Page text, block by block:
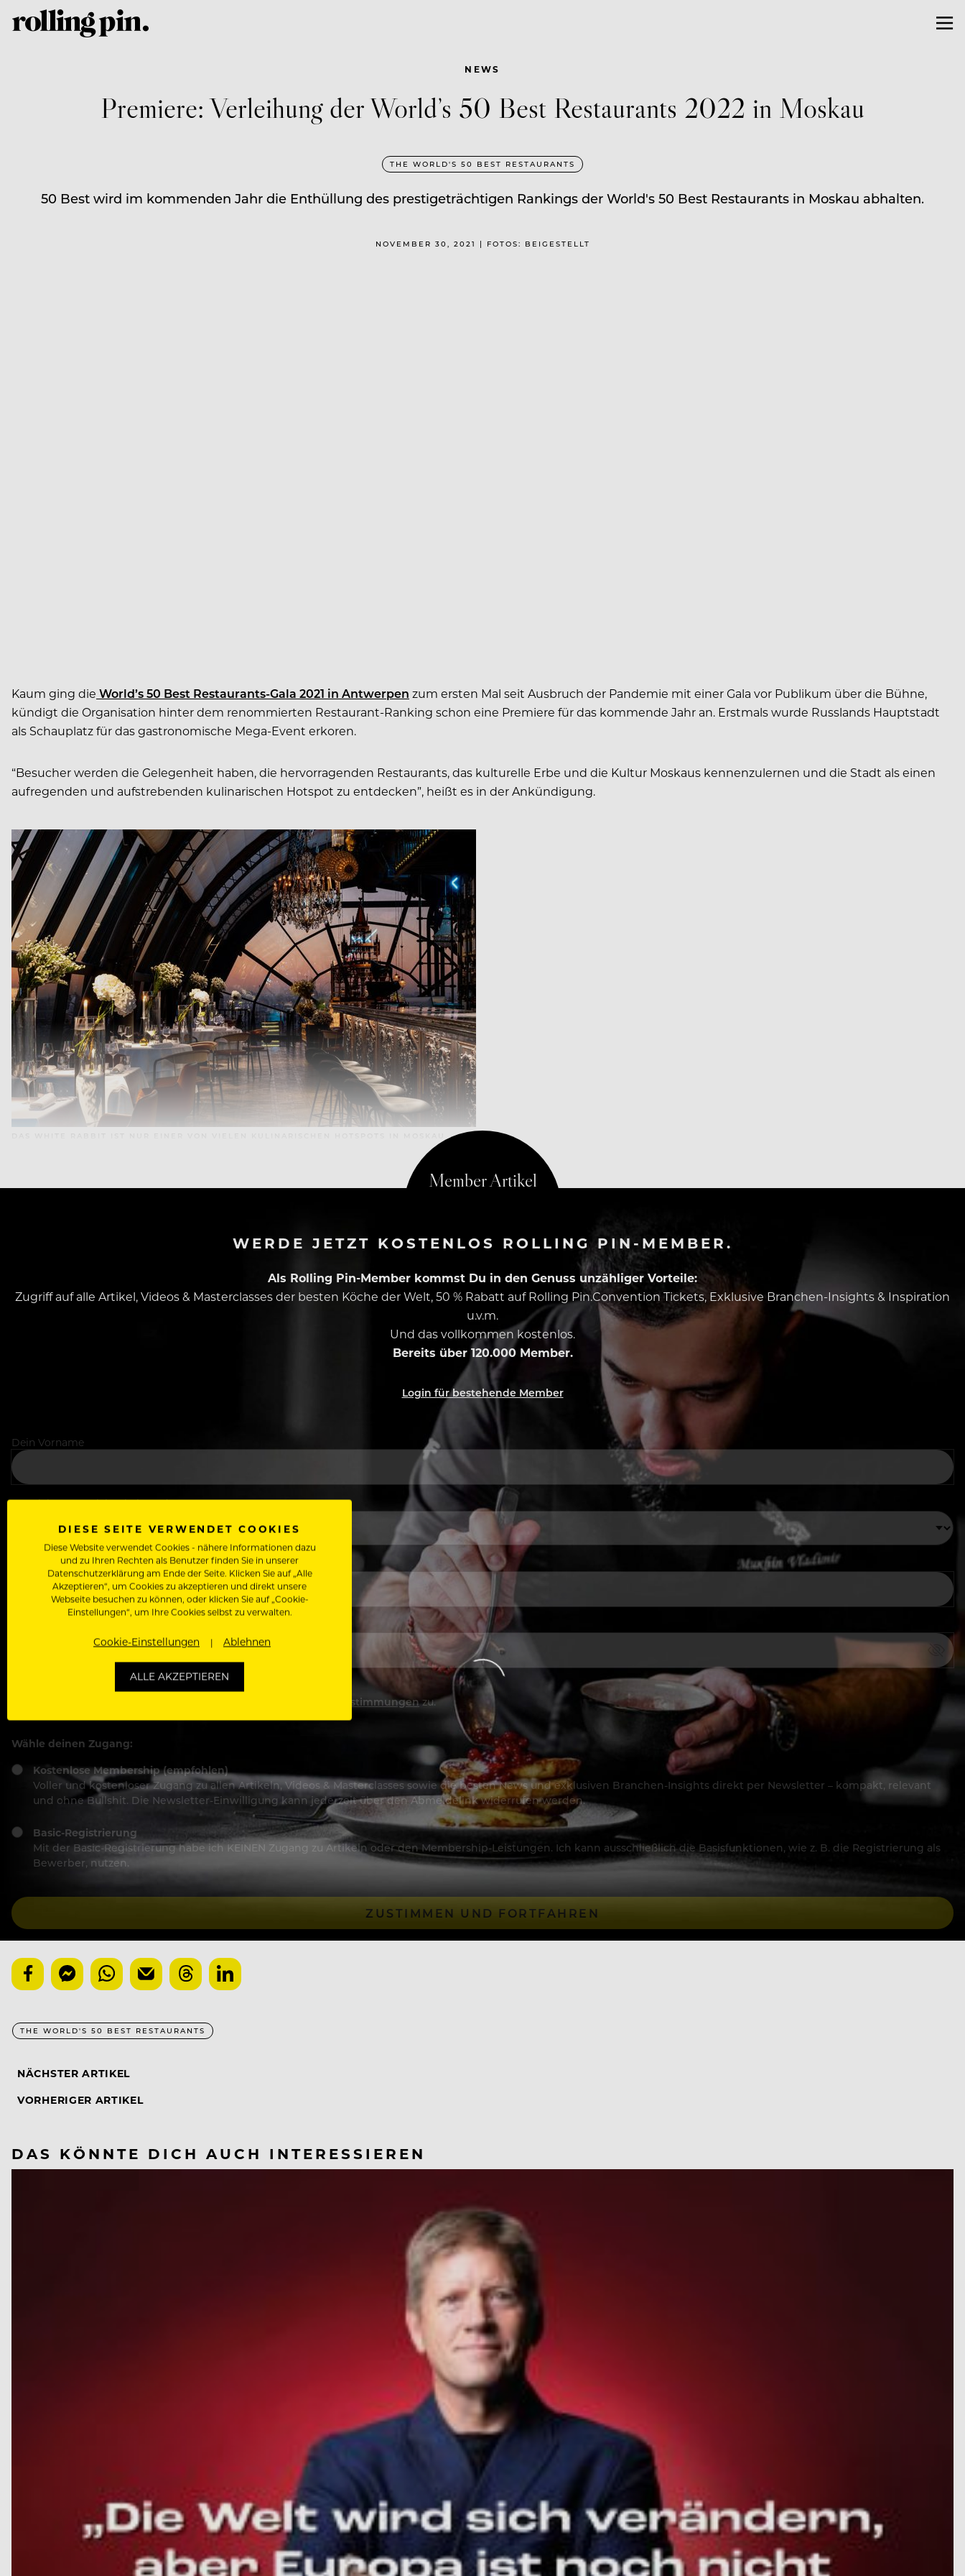
NEWS
Premiere: Verleihung der World’s 50 Best Restaurants 2022 in Moskau
THE WORLD'S 50 BEST RESTAURANTS
50 Best wird im kommenden Jahr die Enthüllung des prestigeträchtigen Rankings der World's 50 Best Restaurants in Moskau abhalten.
NOVEMBER 30, 2021 | FOTOS: BEIGESTELLT
Kaum ging die World’s 50 Best Restaurants-Gala 2021 in Antwerpen zum ersten Mal seit Ausbruch der Pandemie mit einer Gala vor Publikum über die Bühne,
kündigt die Organisation hinter dem renommierten Restaurant-Ranking schon eine Premiere für das kommende Jahr an. Erstmals wurde Russlands Hauptstadt
als Schauplatz für das gastronomische Mega-Event erkoren.
“Besucher werden die Gelegenheit haben, die hervorragenden Restaurants, das kulturelle Erbe und die Kultur Moskaus kennenzulernen und die Stadt als einen
aufregenden und aufstrebenden kulinarischen Hotspot zu entdecken”, heißt es in der Ankündigung.
WERDE JETZT KOSTENLOS ROLLING PIN-MEMBER.
Als Rolling Pin-Member kommst Du in den Genuss unzähliger Vorteile:
Zugriff auf alle Artikel, Videos & Masterclasses der besten Köche der Welt, 50 % Rabatt auf Rolling Pin.Convention Tickets, Exklusive Branchen-Insights & Inspiration
u.v.m.
Und das vollkommen kostenlos.
Bereits über 120.000 Member.
Login für bestehende Member
Dein Vorname
In welchem Bereich arbeitest du
Deine E-Mail Adresse
Datenschutzbestimmungenzu.
Wähle deinen Zugang:
Kostenlose Membership (empfohlen)
Voller und kostenloser Zugang zu allen Artikeln, Videos & Masterclasses sowie die besten News und exklusiven Branchen-Insights direkt per Newsletter – kompakt, relevant
und ohne Bullshit. Die Newsletter-Einwilligung kann jederzeit über den Abmeldelink widerrufen werden.
Basic-Registrierung
Mit der Basic-Registrierung habe ich KEINEN Zugang zu Artikeln oder den Membership-Leistungen. Ich kann ausschließlich die Basisfunktionen, wie z. B. die Registrierung als
Bewerber, nutzen.
ZUSTIMMEN UND FORTFAHREN
THE WORLD'S 50 BEST RESTAURANTS
NÄCHSTER ARTIKEL
VORHERIGER ARTIKEL
DAS KÖNNTE DICH AUCH INTERESSIEREN
DIESE SEITE VERWENDET COOKIES
Diese Website verwendet Cookies - nähere Informationen dazu
und zu Ihren Rechten als Benutzer finden Sie in unserer
Datenschutzerklärung am Ende der Seite. Klicken Sie auf „Alle
Akzeptieren“, um Cookies zu akzeptieren und direkt unsere
Webseite besuchen zu können, oder klicken Sie auf „Cookie-
Einstellungen“, um Ihre Cookies selbst zu verwalten.
Cookie-Einstellungen Ablehnen
ALLE AKZEPTIEREN